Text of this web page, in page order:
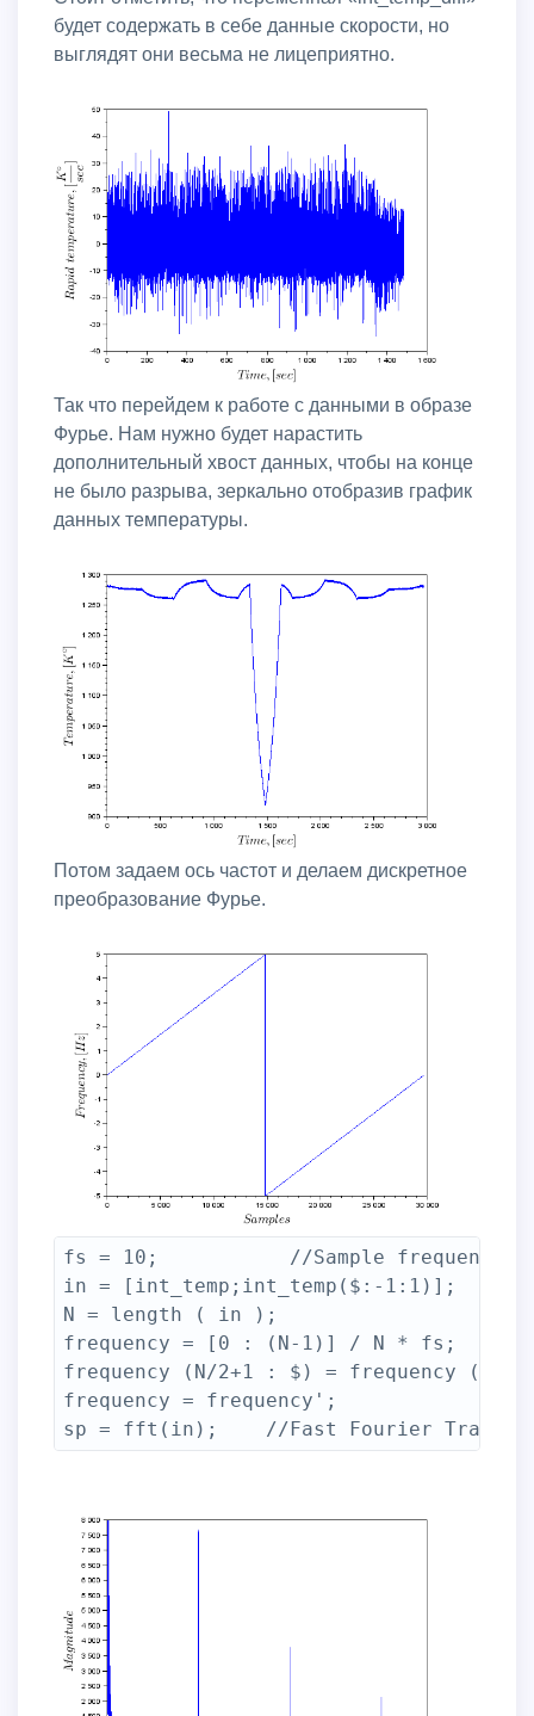
будет содержать в себе данные скорости, но
выглядят они весьма не лицеприятно.
Так что перейдем к работе с данными в образе
Фурье. Нам нужно будет нарастить
дополнительный хвост данных, чтобы на конце
не было разрыва, зеркально отобразив график
данных температуры.
Потом задаем ось частот и делаем дискретное
преобразование Фурье.
fs = 10;           //Sample frequency
in = [int_temp;int_temp($:-1:1)];
N = length ( in );
frequency = [0 : (N-1)] / N * fs;
frequency (N/2+1 : $) = frequency (N/
frequency = frequency';